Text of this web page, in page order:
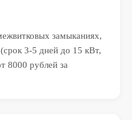
замыканиях,
3-5 дней до 15 кВт,
8000 рублей за